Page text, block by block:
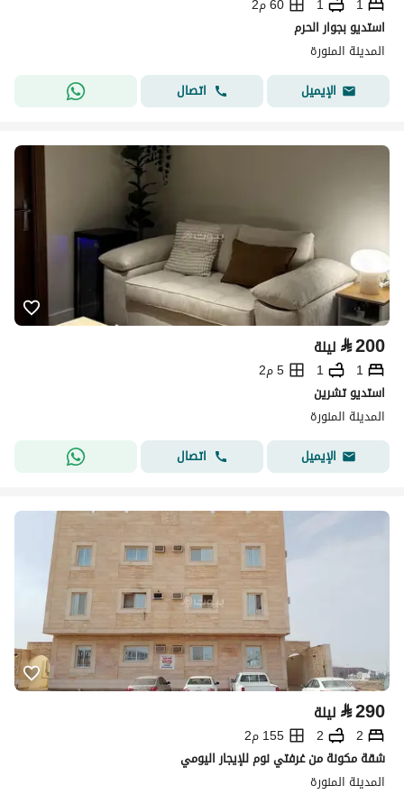
استديو بجوار الحرم
المدينة المنورة
الإيميل
اتصال
⃁200 ليلة
1
1
5 م2
استديو تشرين
المدينة المنورة
الإيميل
اتصال
⃁290 ليلة
2
2
155 م2
شقة مكونة من غرفتي نوم للإيجار اليومي
المدينة المنورة